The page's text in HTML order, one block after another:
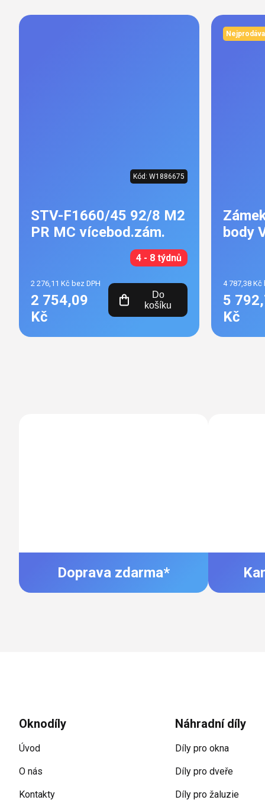
Kód: W1886675
STV-F1660/45 92/8 M2
PR MC vícebod.zám.
4 - 8 týdnů
2 276,11 Kč bez DPH
2 754,09
Kč
Do
košíku
body
4 787,38 Kč
5
Kč
Doprava zdarma*
Zápatí
Oknodíly
Úvod
O nás
Kontakty
Náhradní díly
Díly pro okna
Díly pro dveře
Díly pro žaluzie